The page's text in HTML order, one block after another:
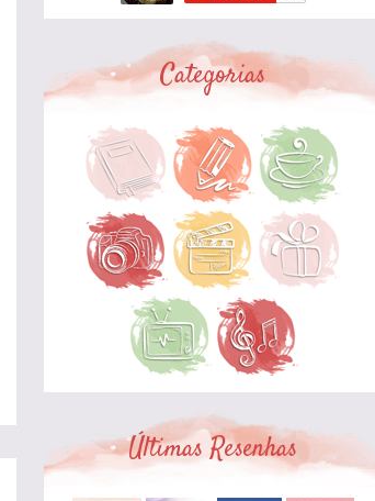
Categorias
Últimas Resenhas